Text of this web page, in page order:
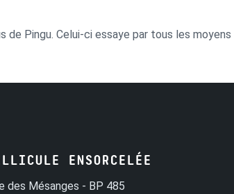
de Pingu. Celui-ci essaye par tous les
ENSORCELÉE
des Mésanges - BP 485